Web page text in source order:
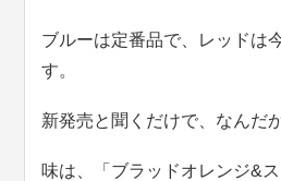
ブルーは定番品で、レッドは
す。
新発売と聞くだけで、なんだ
味は、「ブラッドオレンジ&